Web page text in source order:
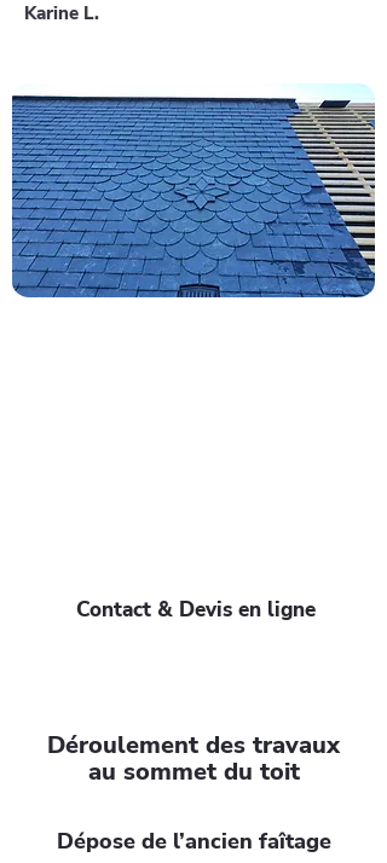
Karine L.
Contact & Devis en ligne
Déroulement des travaux
au sommet du toit
Dépose de l’ancien faîtage